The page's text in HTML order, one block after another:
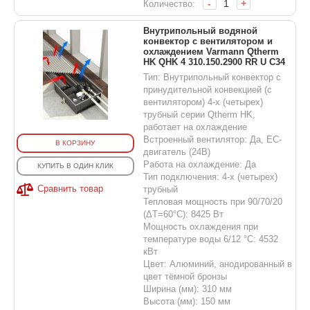
Количество: - +
В КОРЗИНУ
КУПИТЬ В ОДИН КЛИК
Сравнить товар
Внутрипольный водяной
конвектор с вентилятором и
охлаждением Varmann Qtherm
HK QHK 4 310.150.2900 RR U C34
Тип: Внутрипольный конвектор с
принудительной конвекцией (с
вентилятором) 4-х (четырех)
трубный серии Qtherm HK,
работает на охлаждение
Встроенный вентилятор: Да, EC-
двигатель (24В)
Работа на охлаждение: Да
Тип подключения: 4-х (четырех)
трубный
Тепловая мощность при 90/70/20
(ΔT=60°C): 8425 Вт
Мощность охлаждения при
температуре воды 6/12 °С: 4532
кВт
Цвет: Алюминий, анодированный в
цвет тёмной бронзы
Ширина (мм): 310 мм
Высота (мм): 150 мм